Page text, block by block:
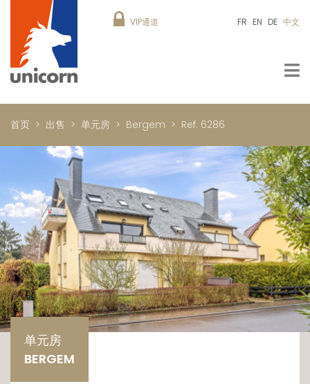
VIP通道 FR EN DE 中文
首页 出售 单元房 Bergem Ref. 6286
单元房
BERGEM